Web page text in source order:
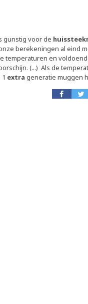
gunstig voor de
berekeningen al eind
temperaturen en
(...) Als de
extra generatie muggen